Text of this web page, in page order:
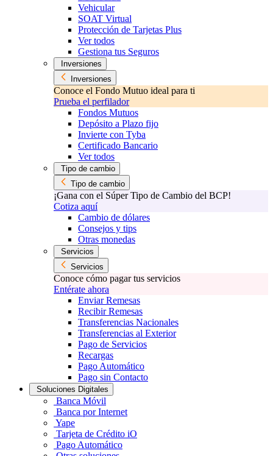
Vehicular
SOAT Virtual
Protección de Tarjetas Plus
Ver todos
Gestiona tus Seguros
Inversiones
Inversiones
Conoce el Fondo Mutuo ideal para ti
Prueba el perfilador
Fondos Mutuos
Depósito a Plazo fijo
Invierte con Tyba
Certificado Bancario
Ver todos
Tipo de cambio
Tipo de cambio
¡Gana con el Súper Tipo de Cambio del BCP!
Cotiza aquí
Cambio de dólares
Consejos y tips
Otras monedas
Servicios
Servicios
Conoce cómo pagar tus servicios
Entérate ahora
Enviar Remesas
Recibir Remesas
Transferencias Nacionales
Transferencias al Exterior
Pago de Servicios
Recargas
Pago Automático
Pago sin Contacto
Soluciones Digitales
Banca Móvil
Banca por Internet
Yape
Tarjeta de Crédito iO
Pago Automático